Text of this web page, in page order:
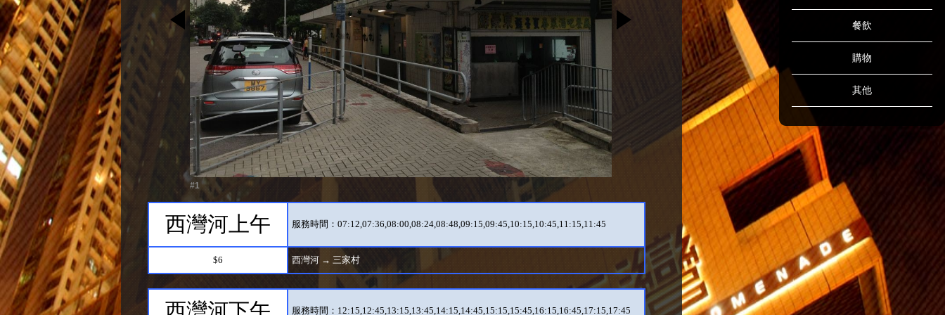
餐飲
購物
其他
#1
西灣河上午 服務時間：07:12,07:36,08:00,08:24,08:48,09:15,09:45,10:15,10:45,11:15,11:45
$6 西灣河 → 三家村
服務時間：12:15,12:45,13:15,13:45,14:15,14:45,15:15,15:45,16:15,16:45,17:15,17:45